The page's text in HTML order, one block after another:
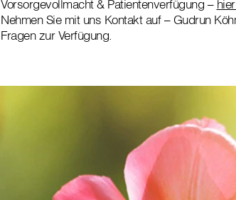
Vorsorgevollmacht & Patientenverfügung –
Nehmen Sie mit uns Kontakt auf – Gudrun
Fragen zur Verfügung.